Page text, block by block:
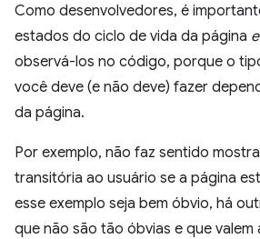
Como desenvolvedores, é
estados do ciclo de vida da página e
observá-los no código, porque o
você deve (e não deve) fazer
da página.
Por exemplo, não faz sentido
transitória ao usuário se a página
esse exemplo seja bem óbvio, há
que não são tão óbvias e que valem